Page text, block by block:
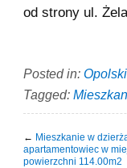
od strony ul.
Posted in:
Tagged:
← Mieszkanie w
apartamentowiec w
powierzchni 114.00m2